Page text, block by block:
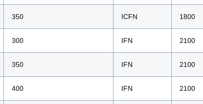
350 ICFN 1800
300 IFN 2100
350 IFN 2100
400 IFN 2100